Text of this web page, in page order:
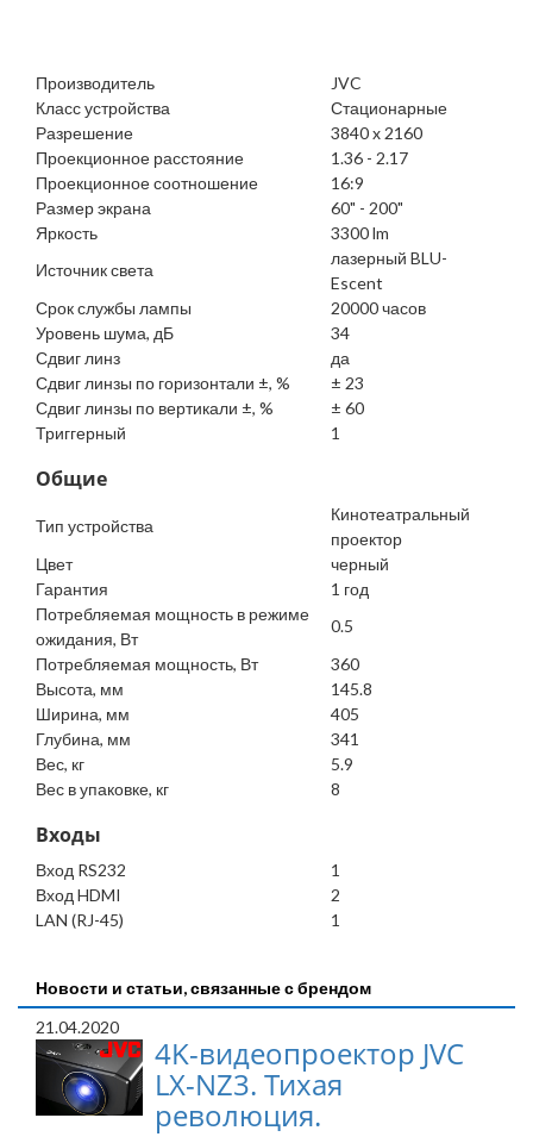
Производитель
JVC
Класс устройства
Стационарные
Разрешение
3840 x 2160
Проекционное расстояние
1.36 - 2.17
Проекционное соотношение
16:9
Размер экрана
60" - 200"
Яркость
3300 lm
Источник света
лазерный BLU-
Escent
Срок службы лампы
20000 часов
Уровень шума, дБ
34
Сдвиг линз
да
Сдвиг линзы по горизонтали ±, %
± 23
Сдвиг линзы по вертикали ±, %
± 60
Триггерный
1
Общие
Тип устройства
Кинотеатральный
проектор
Цвет
черный
Гарантия
1 год
Потребляемая мощность в режиме
ожидания, Вт
0.5
Потребляемая мощность, Вт
360
Высота, мм
145.8
Ширина, мм
405
Глубина, мм
341
Вес, кг
5.9
Вес в упаковке, кг
8
Входы
Вход RS232
1
Вход HDMI
2
LAN (RJ-45)
1
Новости и статьи, связанные с брендом
21.04.2020
4K-видеопроектор JVC
LX-NZ3. Тихая
революция.